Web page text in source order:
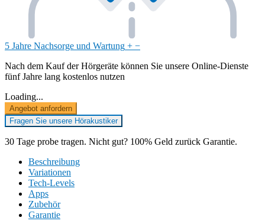
5 Jahre Nachsorge und Wartung + −
Nach dem Kauf der Hörgeräte können Sie unsere Online-Dienste
fünf Jahre lang kostenlos nutzen
Loading...
Angebot anfordern
Fragen Sie unsere Hörakustiker
30 Tage probe tragen. Nicht gut? 100% Geld zurück Garantie.
Beschreibung
Variationen
Tech-Levels
Apps
Zubehör
Garantie